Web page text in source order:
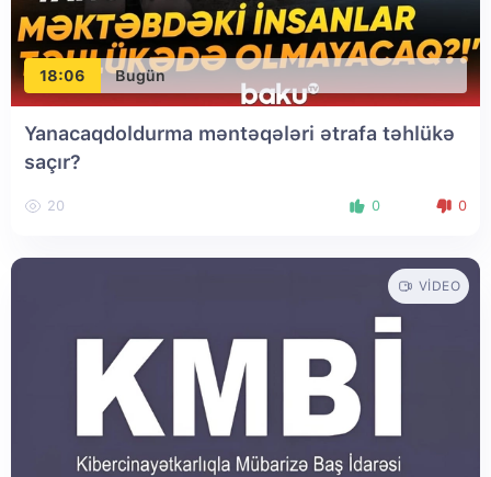
18:06 Bugün
Yanacaqdoldurma məntəqələri ətrafa təhlükə
saçır?
20 0 0
VIDEO